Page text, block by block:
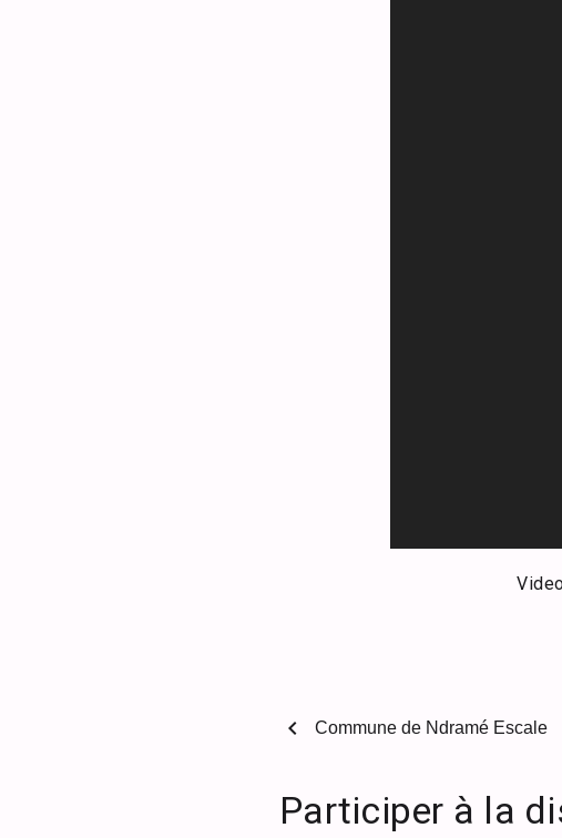
chevron_left Commune de Ndramé Escale
Participer à la